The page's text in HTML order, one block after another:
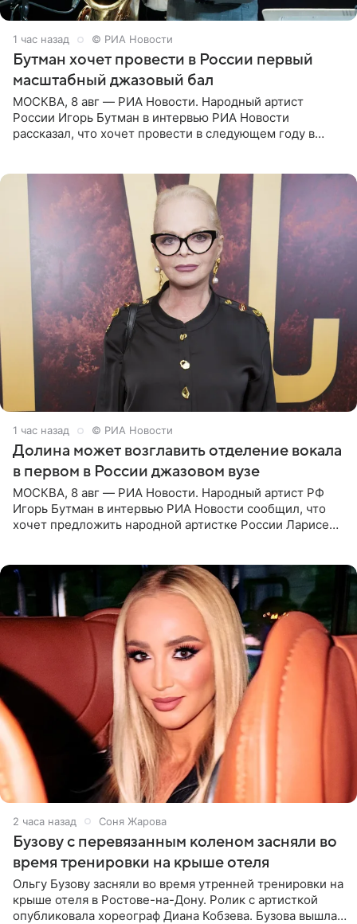
1 час назад © РИА Новости
Бутман хочет провести в России первый
масштабный джазовый бал
МОСКВА, 8 авг — РИА Новости. Народный артист
России Игорь Бутман в интервью РИА Новости
рассказал, что хочет провести в следующем году в
1 час назад © РИА Новости
Долина может возглавить отделение вокала
в первом в России джазовом вузе
МОСКВА, 8 авг — РИА Новости. Народный артист РФ
Игорь Бутман в интервью РИА Новости сообщил, что
хочет предложить народной артистке России Ларисе
2 часа назад Соня Жарова
Бузову с перевязанным коленом засняли во
время тренировки на крыше отеля
Ольгу Бузову засняли во время утренней тренировки на
крыше отеля в Ростове-на-Дону. Ролик с артисткой
опубликовала хореограф Диана Кобзева. Бузова вышла